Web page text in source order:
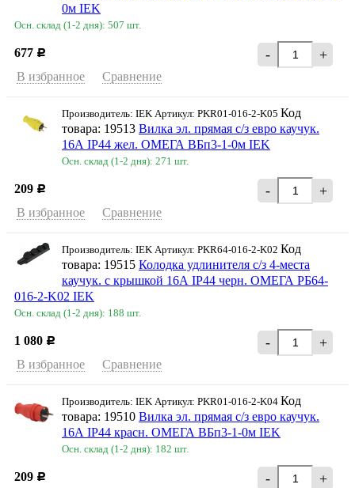
0м IEK
Осн. склад (1-2 дня): 507 шт.
677 Р - +
В избранное Сравнение
Производитель: IEK Артикул: PKR01-016-2-K05 Код
товара: 19513 Вилка эл. прямая с/з евро каучук.
16А IP44 жел. ОМЕГА ВБп3-1-0м IEK
Осн. склад (1-2 дня): 271 шт.
209 Р - +
В избранное Сравнение
Производитель: IEK Артикул: PKR64-016-2-K02 Код
товара: 19515 Колодка удлинителя с/з 4-места
каучук. с крышкой 16А IP44 черн. ОМЕГА РБ64-
016-2-K02 IEK
Осн. склад (1-2 дня): 188 шт.
1 080 Р - +
В избранное Сравнение
Производитель: IEK Артикул: PKR01-016-2-K04 Код
товара: 19510 Вилка эл. прямая с/з евро каучук.
16А IP44 красн. ОМЕГА ВБп3-1-0м IEK
Осн. склад (1-2 дня): 182 шт.
209 Р - +